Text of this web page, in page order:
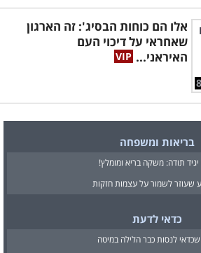
אלו הם כוחות הבסיג': זה הארגון
שאחראי על דיכוי העם
האיראני...
בריאות ומשפחה
תודה: משקה בריא ומומלץ!
שעוזר לשמור על עצמות חזקות
כדאי לדעת